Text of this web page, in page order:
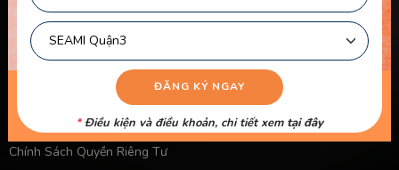
Thông Tin Chủ Sở Hữu Website
Điều Khoản Dành Cho Học Viên Và Gia Sư – Giảng Viên
Điều khoản Dành cho HLV-Giáo Viên
Chính Sách Sử Dụng Cookie
Chính Sách Bảo Mật
Chính Sách Quyền Riêng Tư
*Điều kiện và điều khoản, chi tiết xem tại đây